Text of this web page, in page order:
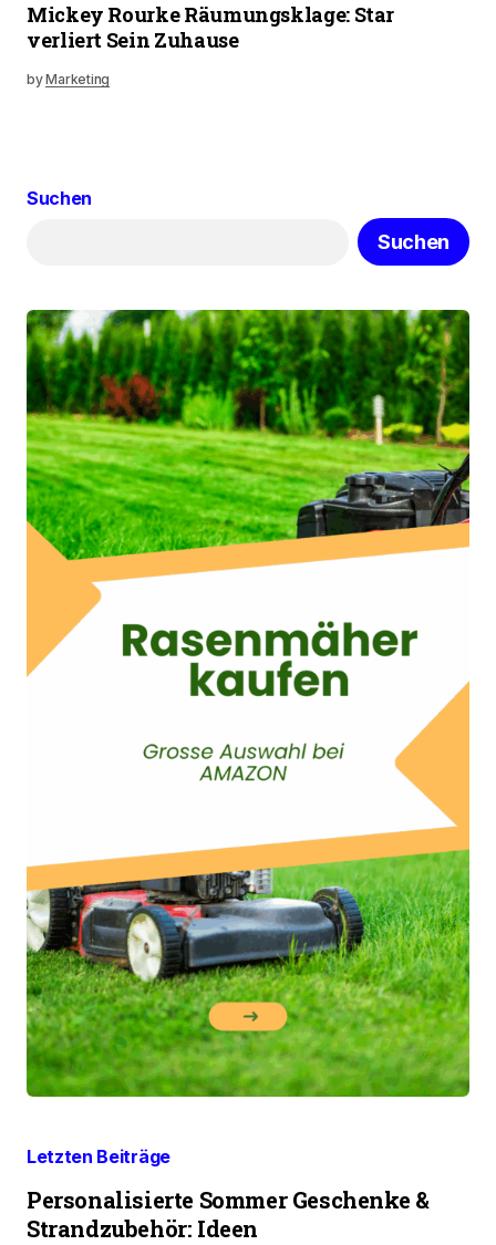
Mickey Rourke Räumungsklage: Star
verliert Sein Zuhause
byMarketing
Suchen
Suchen
Letzten Beiträge
Personalisierte Sommer Geschenke &
Strandzubehör: Ideen